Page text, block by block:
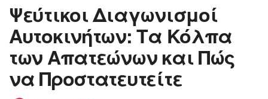
Ψεύτικοι Διαγωνισμοί
Αυτοκινήτων: Τα Κόλπα
των Απατεώνων και Πώς
να Προστατευτείτε